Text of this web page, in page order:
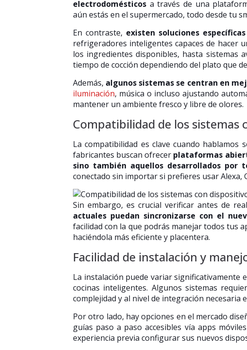
electrodomésticos a través de una
aún estás en el supermercado, todo desde tu
En contraste, existen soluciones
refrigeradores inteligentes capaces de hacer
los ingredientes disponibles, hasta sistemas
tiempo de cocción dependiendo del plato que
Además, algunos sistemas se centran en
iluminación, música o incluso ajustando
mantener un ambiente fresco y libre de olores.
Compatibilidad de los sistemas
La compatibilidad es clave cuando hablamos
fabricantes buscan ofrecer plataformas
sino también aquellos desarrollados por
conectado sin importar si prefieres usar
Sin embargo, es crucial verificar antes de
actuales puedan sincronizarse con el
facilidad con la que podrás manejar todos tus
haciéndola más eficiente y placentera.
Facilidad de instalación y
La instalación puede variar significativamente
cocinas inteligentes. Algunos sistemas
complejidad y al nivel de integración
Por otro lado, hay opciones en el mercado
guías paso a paso accesibles vía apps
experiencia previa configurar sus nuevos